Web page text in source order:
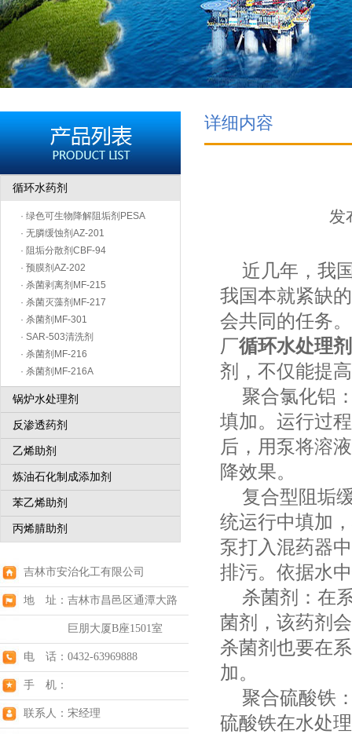
循环水药剂
· 绿色可生物降解阻垢剂PESA
· 无膦缓蚀剂AZ-201
· 阻垢分散剂CBF-94
· 预膜剂AZ-202
· 杀菌剥离剂MF-215
· 杀菌灭藻剂MF-217
· 杀菌剂MF-301
· SAR-503清洗剂
· 杀菌剂MF-216
· 杀菌剂MF-216A
锅炉水处理剂
反渗透药剂
乙烯助剂
炼油石化制成添加剂
苯乙烯助剂
丙烯腈助剂
吉林市安治化工有限公司
地 址：吉林市昌邑区通潭大路
巨朋大厦B座1501室
电 话：0432-63969888
手 机：
联系人：宋经理
详细内容
发
近几年，我
我国本就紧缺
会共同的任务
厂循环水处理剂
剂，不仅能提
聚合氯化铝
填加。运行过
后，用泵将溶
降效果。
复合型阻垢
统运行中填加
泵打入混药器
排污。依据水
杀菌剂：在
菌剂，该药剂
杀菌剂也要在
加。
聚合硫酸铁
硫酸铁在水处